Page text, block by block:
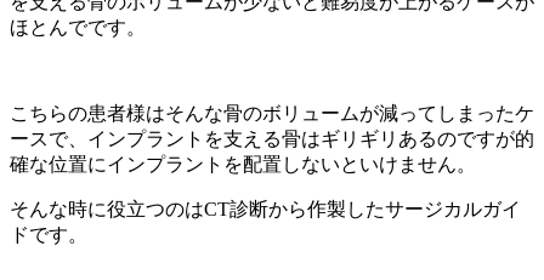
ほとんでです。
こちらの患者様はそんな骨のボリュームが減ってしまったケ
ースで、インプラントを支える骨はギリギリあるのですが的
確な位置にインプラントを配置しないといけません。
そんな時に役立つのはCT診断から作製したサージカルガイ
ドです。